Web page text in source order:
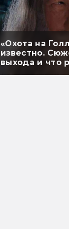
«Охота на
известно.
выхода и что